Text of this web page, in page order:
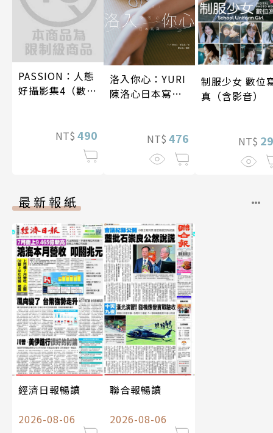
PASSION：人態
好攝影集4（數位
NT$ 490
洛入你心：YURI
陳洛心日本寫真
NT$ 476
制服少女 數位
真（含影音）
NT$
最新報紙
經濟日報暢讀
2026-08-06
聯合報暢讀
2026-08-06